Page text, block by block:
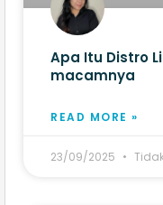
Apa Itu Distro
macamnya
READ MORE »
23/09/2025